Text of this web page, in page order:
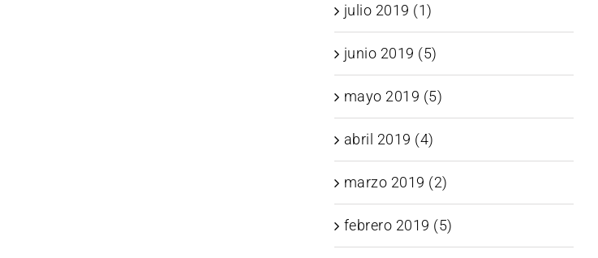
julio 2019 (1)
junio 2019 (5)
mayo 2019 (5)
abril 2019 (4)
marzo 2019 (2)
febrero 2019 (5)